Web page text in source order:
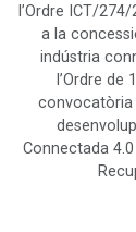
l’Ordre ICT/
a la
indústria
l’Ordre
convocatòria
Connectada